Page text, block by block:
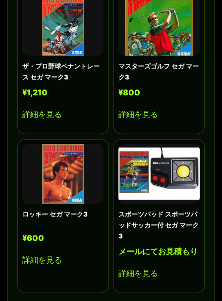
ザ・プロ野球ペナントレー
ス セガ マーク3
¥1,210
詳細を見る
マスターズゴルフ セガ マー
ク3
¥800
詳細を見る
ロッキー セガ マーク3
¥600
詳細を見る
スポーツパッド スポーツパ
ッドサッカー付 セガ マーク
3
メールにてお見積もり
詳細を見る